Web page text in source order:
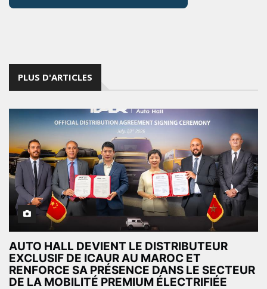
PLUS D'ARTICLES
AUTO HALL DEVIENT LE DISTRIBUTEUR
EXCLUSIF DE ICAUR AU MAROC ET
RENFORCE SA PRÉSENCE DANS LE SECTEUR
DE LA MOBILITÉ PREMIUM ÉLECTRIFIÉE